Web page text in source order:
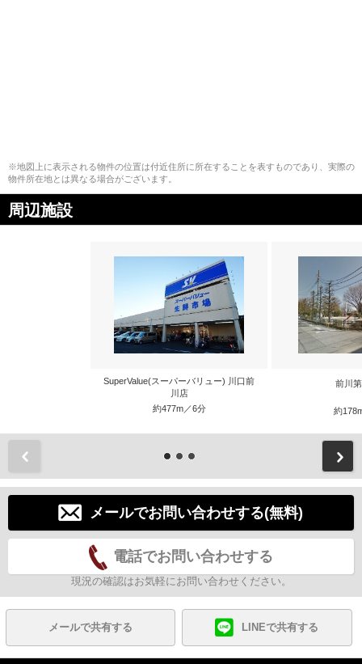
※地図上に表示される物件の位置は付近住所に所在することを表すものであり、実際の
物件所在地とは異なる場合がございます。
周辺施設
SuperValue(スーパーバリュー) 川口前
川店
約477m／6分
前川
約
メールでお問い合わせする(無料)
電話でお問い合わせする
現況の確認はお気軽にお問い合わせください。
メールで共有する LINEで共有する